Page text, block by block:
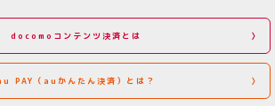
docomoコンテンツ決済とは
PAY（auかんたん決済）とは？